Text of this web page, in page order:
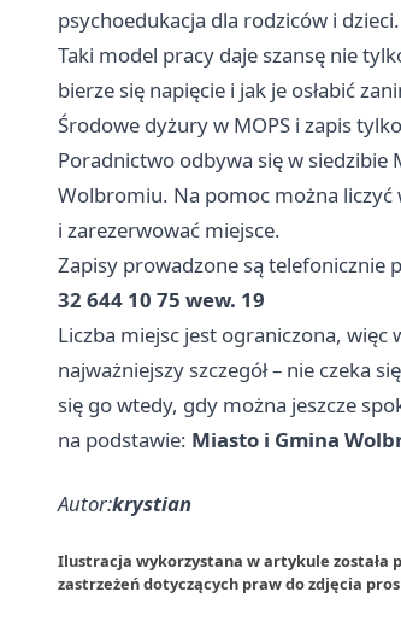
psychoedukacja dla rodziców i dzieci.
Taki model pracy daje szansę nie
bierze się napięcie i jak je osłabić
Środowe dyżury w MOPS i zapis
Poradnictwo odbywa się w siedzibie
Wolbromiu. Na pomoc można liczyć
i zarezerwować miejsce.
Zapisy prowadzone są telefonicznie
32 644 10 75 wew. 19
Liczba miejsc jest ograniczona, więc
najważniejszy szczegół – nie czeka
się go wtedy, gdy można jeszcze
na podstawie: Miasto i Gmina
Autor:krystian
Ilustracja wykorzystana w artykule została
zastrzeżeń dotyczących praw do zdjęcia